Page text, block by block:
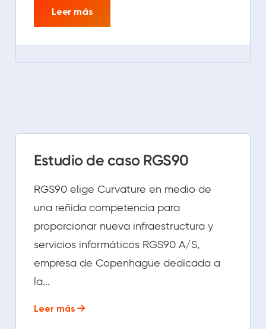
Leer más
Estudio de caso RGS90
RGS90 elige Curvature en medio de
una reñida competencia para
proporcionar nueva infraestructura y
servicios informáticos RGS90 A/S,
empresa de Copenhague dedicada a
la...
Leer más